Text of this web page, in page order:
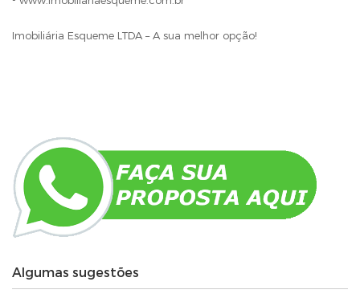
Imobiliária Esqueme LTDA – A sua melhor opção!
Algumas sugestões